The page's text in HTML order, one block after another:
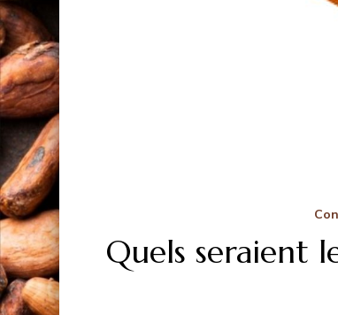
Quels seraient